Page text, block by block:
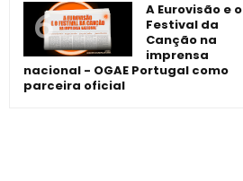
A Eurovisão e o
Festival da
Canção na
imprensa
nacional - OGAE Portugal como
parceira oficial